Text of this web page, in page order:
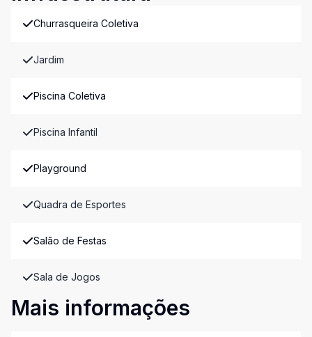
Churrasqueira Coletiva
Jardim
Piscina Coletiva
Piscina Infantil
Playground
Quadra de Esportes
Salão de Festas
Sala de Jogos
Mais informações